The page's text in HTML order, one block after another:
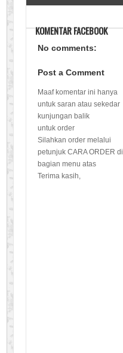
KOMENTAR FACEBOOK
No comments:
Post a Comment
Maaf komentar ini hanya
untuk saran atau sekedar
kunjungan balik
untuk order
Silahkan order melalui
petunjuk CARA ORDER di
bagian menu atas
Terima kasih,